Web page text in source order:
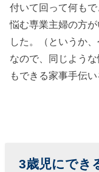
い③洗濯物を
干す・取り込
む・たたむ
› 3歳児にがで
› 3歳児にでき
付いて回って何も
悩む専業主婦の方
した。（というか、
なので、同じよう
もできる家事手伝
3歳児にでき